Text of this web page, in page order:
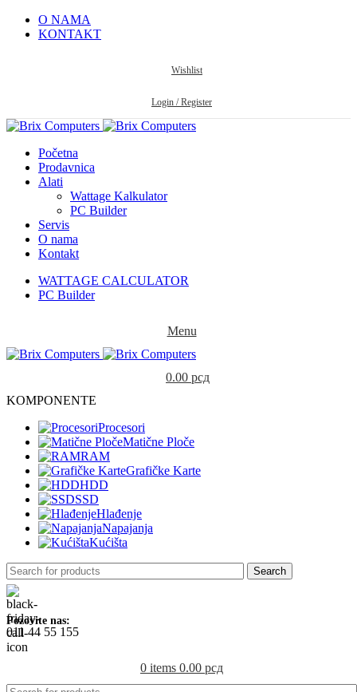
O NAMA
KONTAKT
Wishlist
Login / Register
Početna
Prodavnica
Alati
Wattage Kalkulator
PC Builder
Servis
O nama
Kontakt
WATTAGE CALCULATOR
PC Builder
Menu
0.00 рсд
KOMPONENTE
Procesori
Matične Ploče
RAM
Grafičke Karte
HDD
SSD
Hlađenje
Napajanja
Kućišta
Search
Pozovite nas:
011 44 55 155
0 items 0.00 рсд